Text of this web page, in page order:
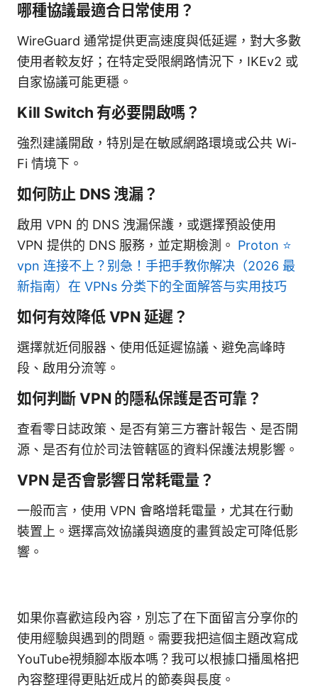
哪種協議最適合日常使用？
WireGuard 通常提供更高速度與低延遲，對大多數
使用者較友好；在特定受限網路情況下，IKEv2 或
自家協議可能更穩。
Kill Switch 有必要開啟嗎？
強烈建議開啟，特別是在敏感網路環境或公共 Wi-
Fi 情境下。
如何防止 DNS 洩漏？
啟用 VPN 的 DNS 洩漏保護，或選擇預設使用
VPN 提供的 DNS 服務，並定期檢測。 Proton ⭐
vpn 连接不上？别急！手把手教你解决（2026 最
新指南）在 VPNs 分类下的全面解答与实用技巧
如何有效降低 VPN 延遲？
選擇就近伺服器、使用低延遲協議、避免高峰時
段、啟用分流等。
如何判斷 VPN 的隱私保護是否可靠？
查看零日誌政策、是否有第三方審計報告、是否開
源、是否有位於司法管轄區的資料保護法規影響。
VPN 是否會影響日常耗電量？
一般而言，使用 VPN 會略增耗電量，尤其在行動
裝置上。選擇高效協議與適度的畫質設定可降低影
響。
如果你喜歡這段內容，別忘了在下面留言分享你的
使用經驗與遇到的問題。需要我把這個主題改寫成
YouTube視頻腳本版本嗎？我可以根據口播風格把
內容整理得更貼近成片的節奏與長度。